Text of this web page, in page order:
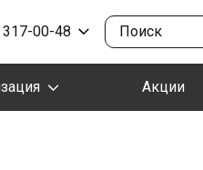
00-48
Акции